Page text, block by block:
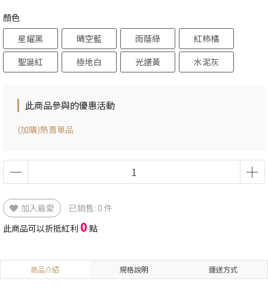
顏色
星耀黑
晴空藍 雨蔭綠
紅柿橘
聖誕紅
極地白 光譜黃 水泥灰
此商品參與的優惠活動
(加購)熱賣單品
加入最愛
已銷售: 0 件
此商品可以折抵紅利 0 點
商品介紹 規格說明 運送方式